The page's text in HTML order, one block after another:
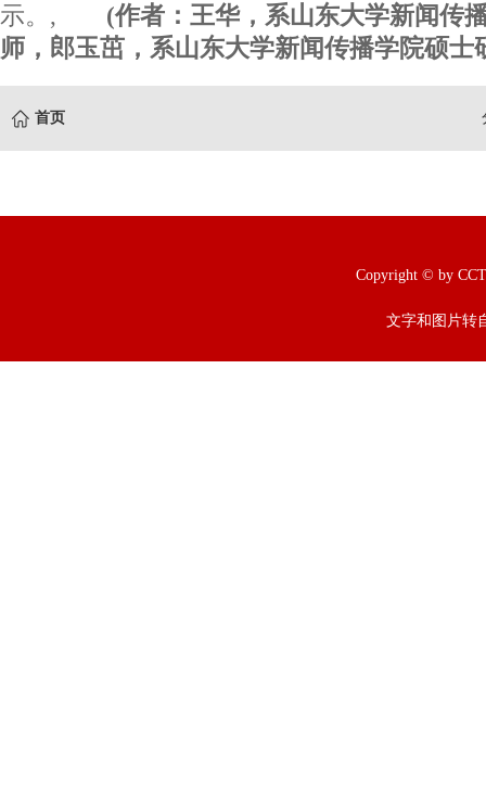
示。, (作者：王华，系山东大学新闻传
师，郎玉茁，系山东大学新闻传播学院硕士
首页
Copyright © by
文字和图片转